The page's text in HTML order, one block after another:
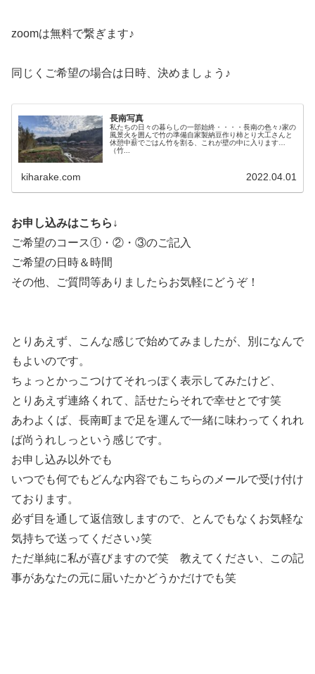
zoomは無料で繋ぎます♪
同じくご希望の場合は日時、決めましょう♪
長南写真
私たちの日々の暮らしの一部始終・・・・長南の色々♪家の
風景火を囲んで竹の準備自家製納豆作り柿とり大工さんと
休憩中薪でごはん竹を割る、これが壁の中に入ります
（竹...
kiharake.com 2022.04.01
お申し込みはこちら↓
ご希望のコース①・②・③のご記入
ご希望の日時＆時間
その他、ご質問等ありましたらお気軽にどうぞ！
とりあえず、こんな感じで始めてみましたが、別になんで
もよいのです。
ちょっとかっこつけてそれっぽく表示してみたけど、
とりあえず連絡くれて、話せたらそれで幸せとです笑
あわよくば、長南町まで足を運んで一緒に味わってくれれ
ば尚うれしっという感じです。
お申し込み以外でも
いつでも何でもどんな内容でもこちらのメールで受け付け
ております。
必ず目を通して返信致しますので、とんでもなくお気軽な
気持ちで送ってください♪笑
ただ単純に私が喜びますので笑 教えてください、この記
事があなたの元に届いたかどうかだけでも笑